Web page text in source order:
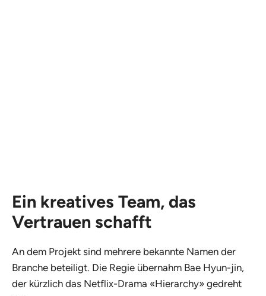
Ein kreatives Team, das
Vertrauen schafft
An dem Projekt sind mehrere bekannte Namen der
Branche beteiligt. Die Regie übernahm Bae Hyun-jin,
der kürzlich das Netflix-Drama «Hierarchy» gedreht